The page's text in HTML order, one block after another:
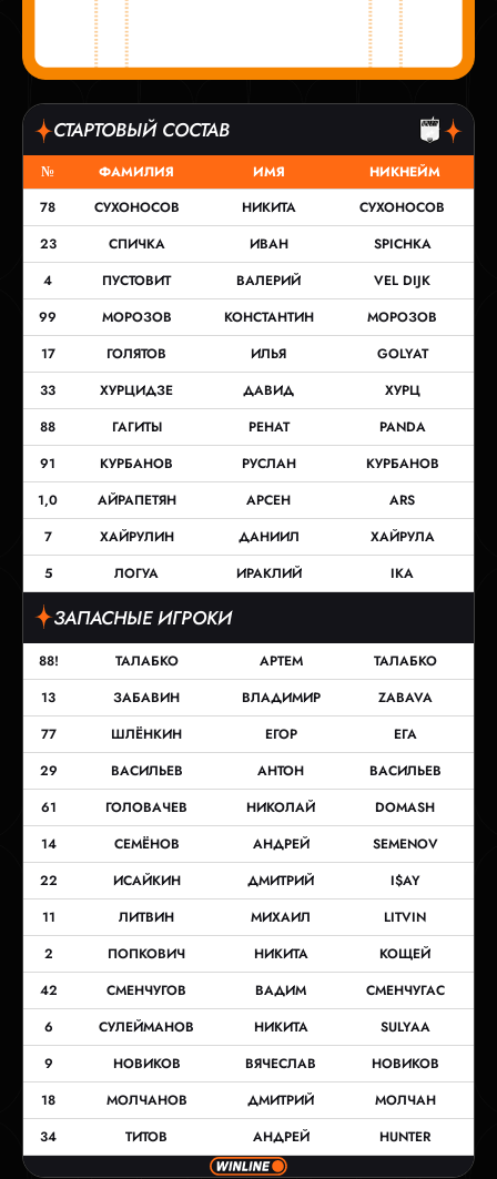
СТАРТОВЫЙ СОСТАВ
№ ФАМИЛИЯ ИМЯ
НИКНЕЙМ
78
СУХОНОСОВ НИКИТА
СУХОНОСОВ
23
СПИЧКА ИВАН
SPICHKA
4
ПУСТОВИТ ВАЛЕРИЙ
VEL DIJK
99
МОРОЗОВ КОНСТАНТИН
МОРОЗОВ
17
ГОЛЯТОВ ИЛЬЯ
GOLYAT
33
ХУРЦИДЗЕ ДАВИД
ХУРЦ
88
ГАГИТЫ РЕНАТ
PANDA
91
КУРБАНОВ РУСЛАН
КУРБАНОВ
1,0
АЙРАПЕТЯН АРСЕН
ARS
7
ХАЙРУЛИН ДАНИИЛ
ХАЙРУЛА
5
ЛОГУА ИРАКЛИЙ IKA
ЗАПАСНЫЕ ИГРОКИ
88! ТАЛАБКО АРТЕМ
ТАЛАБКО
13
ЗАБАВИН ВЛАДИМИР
ZABAVA
77
ШЛЁНКИН ЕГОР
ЕГА
29
ВАСИЛЬЕВ АНТОН
ВАСИЛЬЕВ
61
ГОЛОВАЧЕВ НИКОЛАЙ
DOMASH
14
СЕМЁНОВ АНДРЕЙ
SEMENOV
22
ИСАЙКИН ДМИТРИЙ
I$AY
11
ЛИТВИН МИХАИЛ
LITVIN
2
ПОПКОВИЧ НИКИТА
КОЩЕЙ
42
СМЕНЧУГОВ ВАДИМ
СМЕНЧУГАС
6
СУЛЕЙМАНОВ НИКИТА
SULYAA
9
НОВИКОВ ВЯЧЕСЛАВ
НОВИКОВ
18
МОЛЧАНОВ ДМИТРИЙ
МОЛЧАН
34
ТИТОВ АНДРЕЙ HUNTER